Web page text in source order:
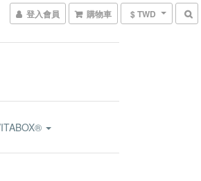
登入會員 購物車 $ TWD